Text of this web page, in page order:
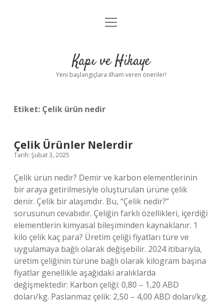
Anasayfa
Yasal Uyarı
menüyü
Kapı ve Hikaye
Yeni başlangıçlara ilham veren öneriler!
Etiket: Çelik ürün nedir
Çelik Ürünler Nelerdir
Tarih: Şubat 3, 2025
Çelik ürün nedir? Demir ve karbon elementlerinin
bir araya getirilmesiyle oluşturulan ürüne çelik
denir. Çelik bir alaşımdır. Bu, “Çelik nedir?”
sorusunun cevabıdır. Çeliğin farklı özellikleri, içerdiği
elementlerin kimyasal bileşiminden kaynaklanır. 1
kilo çelik kaç para? Üretim çeliği fiyatları türe ve
uygulamaya bağlı olarak değişebilir. 2024 itibarıyla,
üretim çeliğinin türüne bağlı olarak kilogram başına
fiyatlar genellikle aşağıdaki aralıklarda
değişmektedir: Karbon çeliği: 0,80 – 1,20 ABD
doları/kg. Paslanmaz çelik: 2,50 – 4,00 ABD doları/kg.